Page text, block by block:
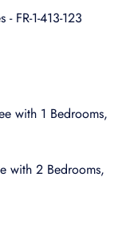
FR-1-413-123
with 1 Bedrooms,
with 2 Bedrooms,